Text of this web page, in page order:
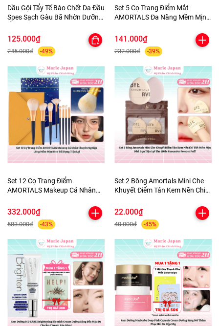
Dầu Gội Tẩy Tế Bào Chết Da Đầu
Spes Sạch Gàu Bã Nhờn Dưỡng
Hũ 280g
125.000₫
245.000₫ -49%
Set 5 Cọ Trang Điểm Mắt
AMORTALS Đa Năng Mềm Mịn
141.000₫
232.000₫ -39%
Set 12 Cọ Trang Điểm
AMORTALS Makeup Cá Nhân
Kèm Túi Đựng Tiện Lợi
332.000₫
583.000₫ -43%
Set 2 Bông Amortals Mini Che
Khuyết Điểm Tán Kem Nền Chi
The Little Concealer Powder
22.000₫
40.000₫ -45%